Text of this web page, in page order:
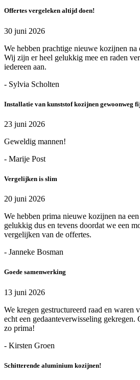
Offertes vergeleken altijd doen!
30 juni 2026
We hebben prachtige nieuwe kozijnen na
Wij zijn er heel gelukkig mee en raden
iedereen aan.
- Sylvia Scholten
Installatie van kunststof kozijnen gewoonweg
23 juni 2026
Geweldig mannen!
- Marije Post
Vergelijken is slim
20 juni 2026
We hebben prima nieuwe kozijnen na
gelukkig dus en tevens doordat we een
vergelijken van de offertes.
- Janneke Bosman
Goede samenwerking
13 juni 2026
We kregen gestructureerd raad en waren
echt een gedaanteverwisseling
zo prima!
- Kirsten Groen
Schitterende aluminium kozijnen!